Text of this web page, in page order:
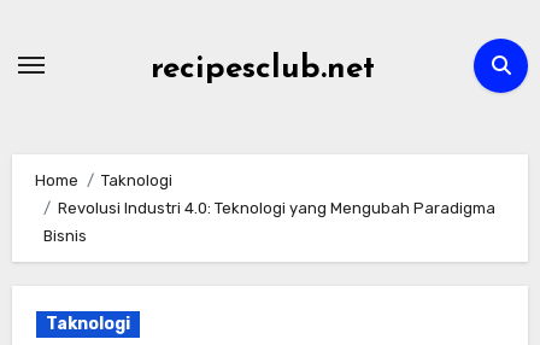
recipesclub.net
Home
Taknologi
Revolusi Industri 4.0: Teknologi yang Mengubah Paradigma
Bisnis
Taknologi